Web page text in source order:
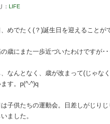
： LIFE
めでたく(？)誕生日を迎えることが
歳にまた一歩近づいたわけですが･
なんとなく、歳が改まって(じゃな
す。p(^-^)q
子供たちの運動会。日差しがじり
ました。